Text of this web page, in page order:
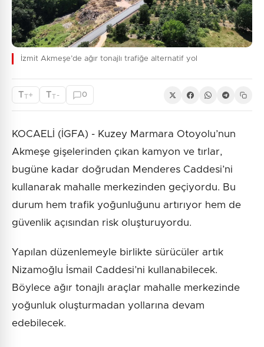
İzmit Akmeşe’de ağır tonajlı trafiğe alternatif yol
TT+ TT - 0
KOCAELİ (İGFA) - Kuzey Marmara Otoyolu’nun
Akmeşe gişelerinden çıkan kamyon ve tırlar,
bugüne kadar doğrudan Menderes Caddesi’ni
kullanarak mahalle merkezinden geçiyordu. Bu
durum hem trafik yoğunluğunu artırıyor hem de
güvenlik açısından risk oluşturuyordu.
Yapılan düzenlemeyle birlikte sürücüler artık
Nizamoğlu İsmail Caddesi’ni kullanabilecek.
Böylece ağır tonajlı araçlar mahalle merkezinde
yoğunluk oluşturmadan yollarına devam
edebilecek.